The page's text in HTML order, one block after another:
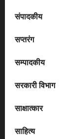
संपादकीय
सप्तरंग
सम्पादकीय
सरकारी विभाग
साक्षात्कार
साहित्य